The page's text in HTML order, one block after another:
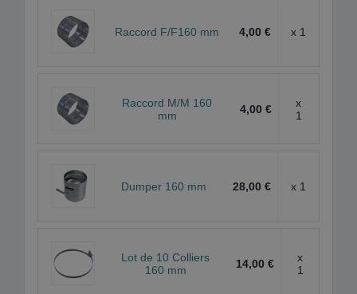
Raccord F/F160 mm 4,00 € x 1
Raccord M/M 160
mm
4,00 €
x
1
Dumper 160 mm 28,00 € x 1
Lot de 10 Colliers
160 mm
14,00 €
x
1